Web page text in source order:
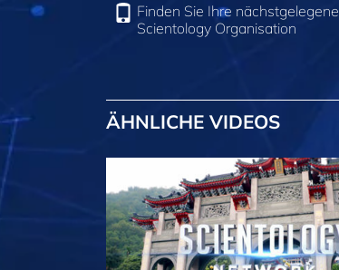
Finden Sie Ihre nächstgelegene
Scientology Organisation
ÄHNLICHE VIDEOS